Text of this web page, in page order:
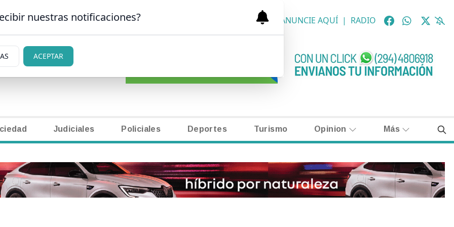
CARLOS DE BARILOCHE CLASIFICADOS NECROLÓGICAS ANUNCIE AQUÍ | RADIO
Judiciales Policiales Deportes Turismo Opinion Más
nuestras notificaciones?
ACEPTAR